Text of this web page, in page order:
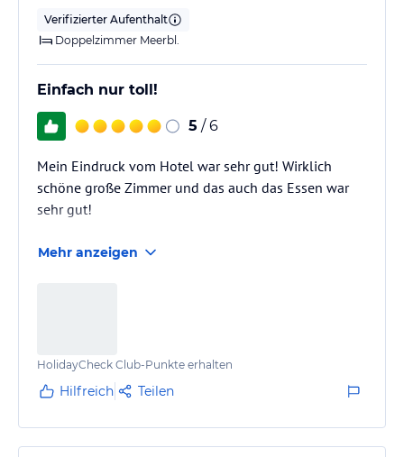
Verifizierter Aufenthalt
Doppelzimmer Meerbl.
Einfach nur toll!
5 / 6
Mein Eindruck vom Hotel war sehr gut! Wirklich
schöne große Zimmer und das auch das Essen war
sehr gut!
Mehr anzeigen
HolidayCheck Club-Punkte erhalten
Hilfreich Teilen